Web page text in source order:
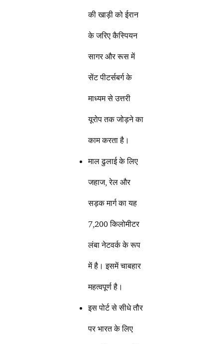
की खाड़ी को ईरान
के जरिए कैस्पियन
सागर और रूस में
सेंट पीटर्सबर्ग के
माध्यम से उत्तरी
यूरोप तक जोड़ने का
काम करता है।
माल ढुलाई के लिए
जहाज, रेल और
सड़क मार्ग का यह
7,200 किलोमीटर
लंबा नेटवर्क के रूप
में है। इसमें चाबहार
महत्वपूर्ण है।
इस पोर्ट से सीधे तौर
पर भारत के लिए